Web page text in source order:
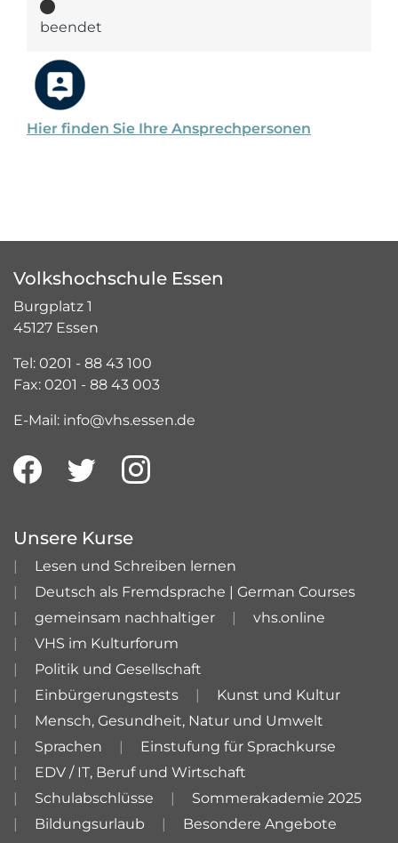
Hier finden Sie Ihre Ansprechpersonen
beendet
Volkshochschule Essen
Burgplatz 1
45127 Essen
Tel: 0201 - 88 43 100
Fax: 0201 - 88 43 003
E-Mail: info@vhs.essen.de
Unsere Kurse
Lesen und Schreiben lernen
Deutsch als Fremdsprache | German Courses
gemeinsam nachhaltiger
vhs.online
VHS im Kulturforum
Politik und Gesellschaft
Einbürgerungstests
Kunst und Kultur
Mensch, Gesundheit, Natur und Umwelt
Sprachen
Einstufung für Sprachkurse
EDV / IT, Beruf und Wirtschaft
Schulabschlüsse
Sommerakademie 2025
Bildungsurlaub
Besondere Angebote